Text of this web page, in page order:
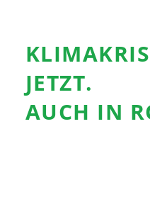
JETZT.
AUCH IN